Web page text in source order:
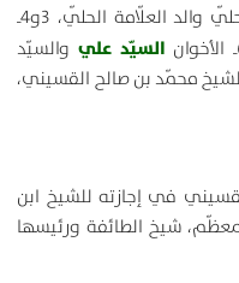
، 2ـ الشيخ يوسف الحلّي والد العلّامة الحلّي، 3و4ـ
السيّد علي والسيّد
السيّد موسى بن طاووس، 7ـ الشيخ محمّد بن صالح القسيني،
في إجازته للشيخ ابن
شيخ الطائفة ورئيسها